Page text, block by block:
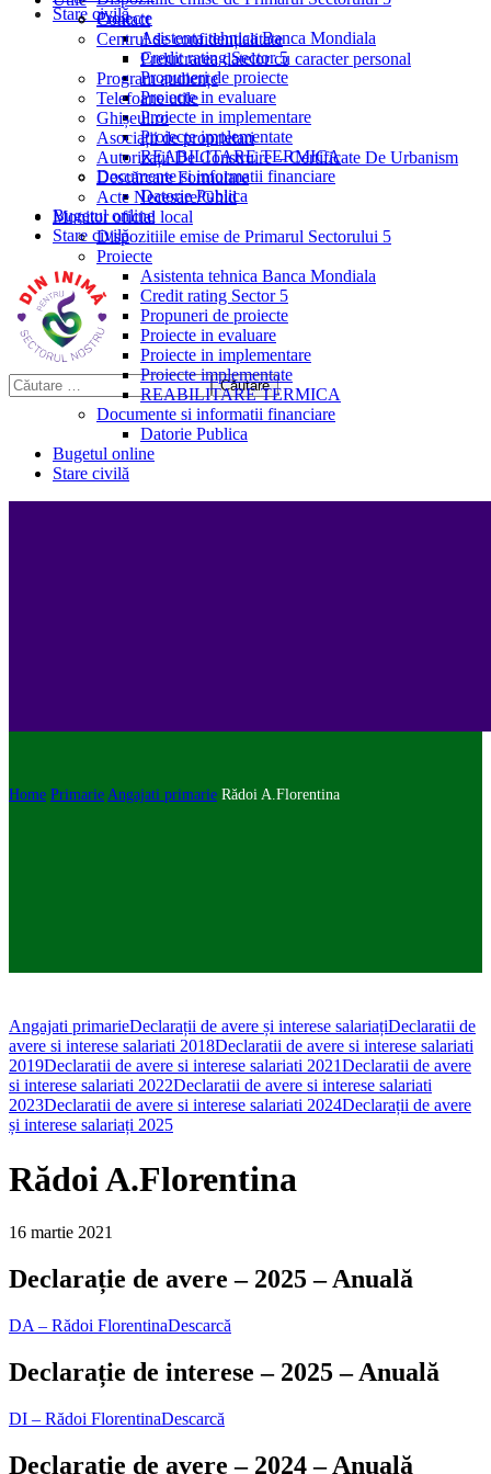
Stare civilă
Proiecte
Asistenta tehnica Banca Mondiala
Credit rating Sector 5
Propuneri de proiecte
Proiecte in evaluare
Proiecte in implementare
Proiecte implementate
REABILITARE TERMICA
Documente si informatii financiare
Datorie Publica
Bugetul online
Stare civilă
Contact
Centrul de confidențialitate
Prelucrarea datelor cu caracter personal
Program audiențe
Telefoane utile
Ghișeul.ro
Asociații de proprietari
Autorizații De Construire – Certificate De Urbanism
Descărcare Formulare
Acte Necesare/Ghid
Monitor oficial local
Dispozitiile emise de Primarul Sectorului 5
Proiecte
Asistenta tehnica Banca Mondiala
Credit rating Sector 5
Propuneri de proiecte
Proiecte in evaluare
Proiecte in implementare
Proiecte implementate
REABILITARE TERMICA
Documente si informatii financiare
Datorie Publica
Bugetul online
Stare civilă
Home Primarie Angajati primarie Rădoi A.Florentina
Angajati primarieDeclarații de avere și interese salariațiDeclaratii de
avere si interese salariati 2018Declaratii de avere si interese salariati
2019Declaratii de avere si interese salariati 2021Declaratii de avere
si interese salariati 2022Declaratii de avere si interese salariati
2023Declaratii de avere si interese salariati 2024Declarații de avere
și interese salariați 2025
Rădoi A.Florentina
16 martie 2021
Declarație de avere – 2025 – Anuală
DA – Rădoi FlorentinaDescarcă
Declarație de interese – 2025 – Anuală
DI – Rădoi FlorentinaDescarcă
Declarație de avere – 2024 – Anuală